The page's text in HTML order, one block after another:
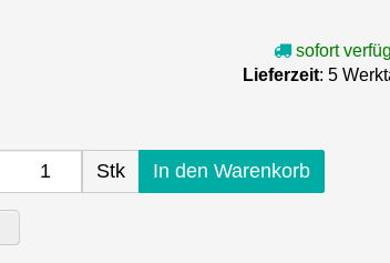
sofort
Lieferzeit: 5
Stk In den Warenkorb